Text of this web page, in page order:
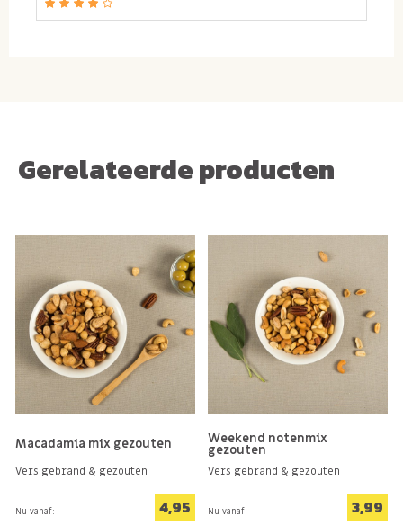
Gerelateerde producten
Macadamia mix gezouten
Vers gebrand & gezouten
Nu vanaf: 4,95
Weekend notenmix
gezouten
Vers gebrand & gezouten
Nu vanaf: 3,99